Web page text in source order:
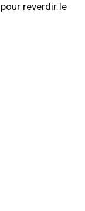
reverdir le